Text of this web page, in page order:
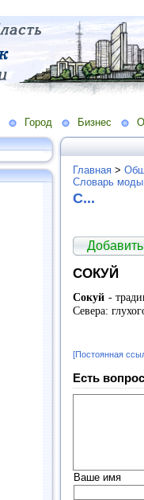
Город Бизнес
Главная >
Словарь
С...
СОКУЙ
Сокуй -
Севера:
[Постоянная
Есть
Ваше имя